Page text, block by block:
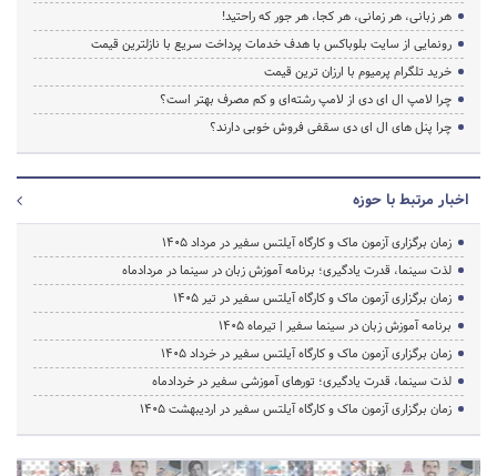
هر زبانی، هر زمانی، هر کجا، هر جور که راحتید!
رونمایی از سایت بلوباکس با هدف خدمات پرداخت سریع با نازلترین قیمت
خرید تلگرام پرمیوم با ارزان ترین قیمت
چرا لامپ ال ای دی از لامپ رشته‌ای و کم مصرف بهتر است؟
چرا پنل های ال ای دی سقفی فروش خوبی دارند؟
اخبار مرتبط با حوزه
زمان برگزاری آزمون ماک و کارگاه آیلتس سفیر در مرداد 1405
لذت سینما، قدرت یادگیری؛ برنامه آموزش زبان در سینما در مردادماه
زمان برگزاری آزمون ماک و کارگاه آیلتس سفیر در تیر 1405
برنامه آموزش زبان در سینما سفیر | تیرماه ۱۴۰۵
زمان برگزاری آزمون ماک و کارگاه آیلتس سفیر در خرداد 1405
لذت سینما، قدرت یادگیری؛ تورهای آموزشی سفیر در خردادماه
زمان برگزاری آزمون ماک و کارگاه آیلتس سفیر در اردیبهشت 1405